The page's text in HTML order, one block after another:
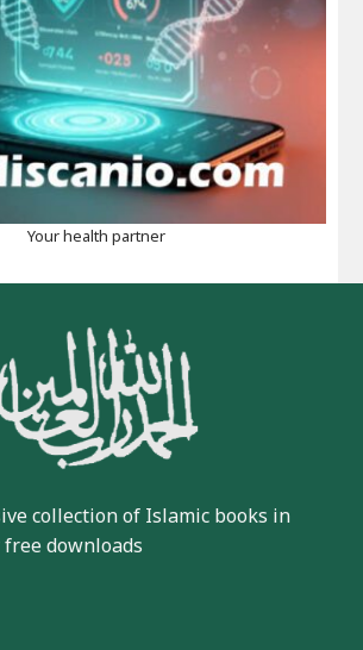
Your health partner
collection of Islamic books in
downloads